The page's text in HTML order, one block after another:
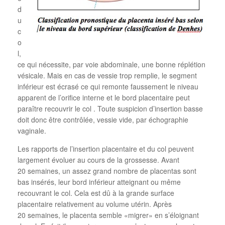
d
u
c
o
l,
ce qui nécessite, par voie abdominale, une bonne réplétion
vésicale. Mais en cas de vessie trop remplie, le segment
inférieur est écrasé ce qui remonte faussement le niveau
apparent de l’orifice interne et le bord placentaire peut
paraître recouvrir le col . Toute suspicion d’insertion basse
doit donc être contrôlée, vessie vide, par échographie
vaginale.
Les rapports de l’insertion placentaire et du col peuvent
largement évoluer au cours de la grossesse. Avant
20 semaines, un assez grand nombre de placentas sont
bas insérés, leur bord inférieur atteignant ou même
recouvrant le col. Cela est dû à la grande surface
placentaire relativement au volume utérin. Après
20 semaines, le placenta semble «migrer» en s’éloignant